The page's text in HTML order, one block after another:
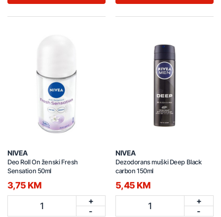
NIVEA
Deo Roll On ženski Fresh
Sensation 50ml
3,75 KM
1
+
-
NIVEA
Dezodorans muški Deep Black
carbon 150ml
5,45 KM
1
+
-